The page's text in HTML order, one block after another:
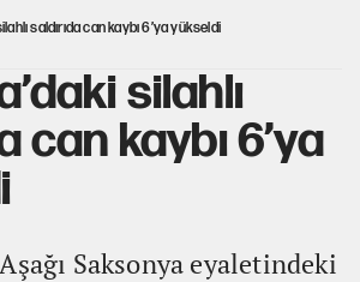
saldırıda can kaybı 6’ya yükseldi
silahlı
can kaybı 6’ya
Saksonya eyaletindeki